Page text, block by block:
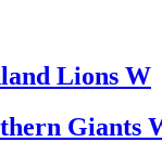
Lions W
Giants